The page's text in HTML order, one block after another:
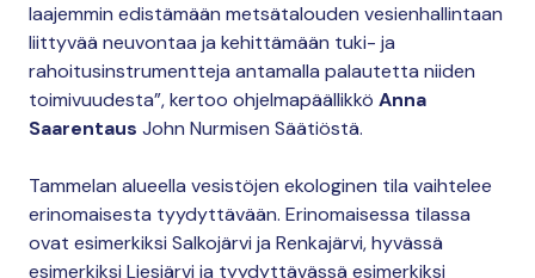
laajemmin edistämään metsätalouden vesienhallintaan
liittyvää neuvontaa ja kehittämään tuki- ja
rahoitusinstrumentteja antamalla palautetta niiden
toimivuudesta”, kertoo ohjelmapäällikkö Anna
Saarentaus John Nurmisen Säätiöstä.
Tammelan alueella vesistöjen ekologinen tila vaihtelee
erinomaisesta tyydyttävään. Erinomaisessa tilassa
ovat esimerkiksi Salkojärvi ja Renkajärvi, hyvässä
esimerkiksi Liesjärvi ja tyydyttävässä esimerkiksi